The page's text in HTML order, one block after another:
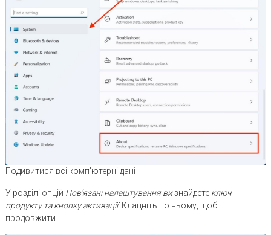
Подивитися всі комп’ютерні дані
У розділі опцій Пов’язані налаштування визнайдете ключ
продукту та кнопку активації.Клацніть по ньому, щоб
продовжити.